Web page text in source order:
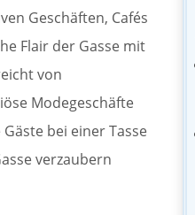
Geschäften, Cafés
Flair der Gasse mit
von
Modegeschäfte
bei einer Tasse
verzaubern